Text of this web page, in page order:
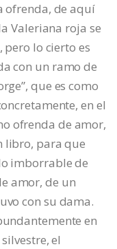
ofrenda, de aquí
Valeriana roja se
lo cierto es
con un ramo de
que es como
en el
ofrenda de amor,
libro, para que
imborrable de
amor, de un
con su dama.
en
el